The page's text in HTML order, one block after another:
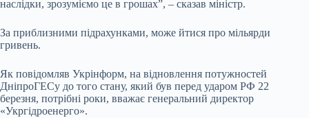
наслідки, зрозуміємо це в грошах”, – сказав міністр.
За приблизними підрахунками, може йтися про мільярди
гривень.
Як повідомляв Укрінформ, на відновлення потужностей
ДніпроГЕСу до того стану, який був перед ударом РФ 22
березня, потрібні роки, вважає генеральний директор
«Укргідроенерго».